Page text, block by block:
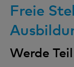
Freie
Werde